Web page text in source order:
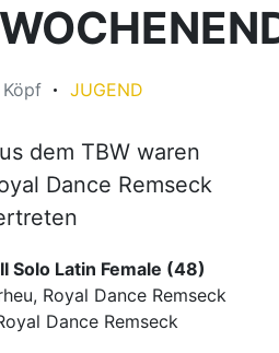
JUGEND
dem TBW waren
Dance Remseck
Solo Latin Female (48)
Royal Dance Remseck
Dance Remseck